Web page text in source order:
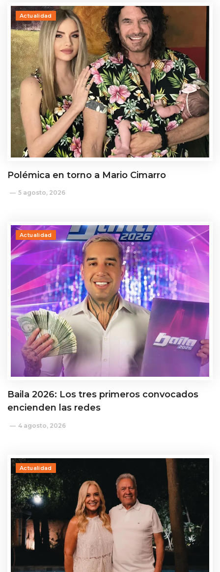
Actualidad
Polémica en torno a Mario Cimarro
5 agosto, 2026
Actualidad
Baila 2026: Los tres primeros convocados
encienden las redes
4 agosto, 2026
Actualidad